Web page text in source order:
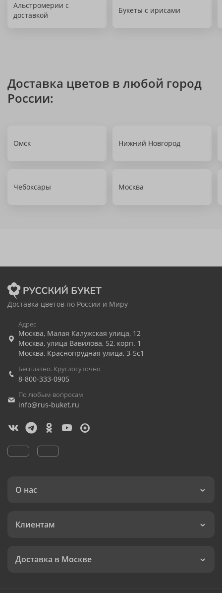
Альстромерии с
доставкой
Букеты с ирисами
Доставка цветов в любой город
России:
Омск Нижний Новгород
Чебоксары Москва
Доставка цветов по России и Миру
Адрес
Москва, Малая Калужская улица, 12
Москва, улица Вавилова, 52, корп. 1
Москва, Краснопрудная улица, 3-5с1
Бесплатно. Круглосуточно
8-800-333-0905
По любым вопросам
info@rus-buket.ru
О нас
Клиентам
Доставка в Москве